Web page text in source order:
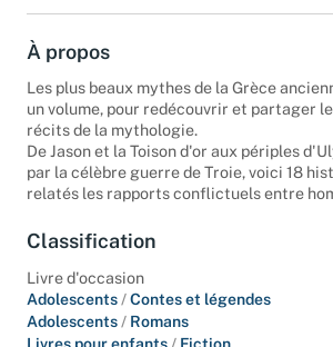
À propos
Les plus beaux mythes de la Grèce
un volume, pour redécouvrir et partager
récits de la mythologie.
De Jason et la Toison d'or aux périples
par la célèbre guerre de Troie, voici 18
relatés les rapports conflictuels entre
Classification
Livre d'occasion
Adolescents / Contes et légendes
Adolescents /Romans